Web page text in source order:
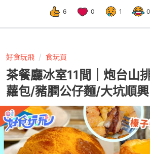
6 0 1 0
好食玩飛 食玩買
茶餐廳冰室11間｜炮台山
蘿包/豬膶公仔麵/大坑順興